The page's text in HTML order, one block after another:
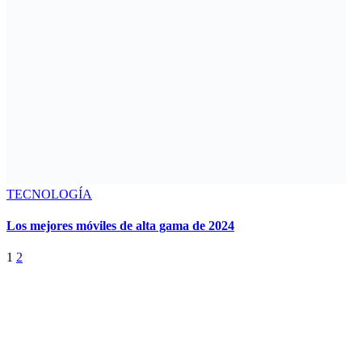
TECNOLOGÍA
Los mejores móviles de alta gama de 2024
1 2